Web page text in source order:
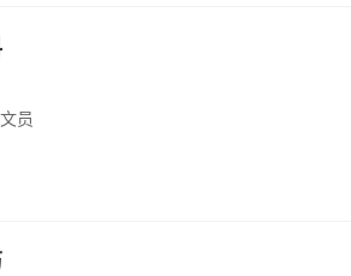
文员